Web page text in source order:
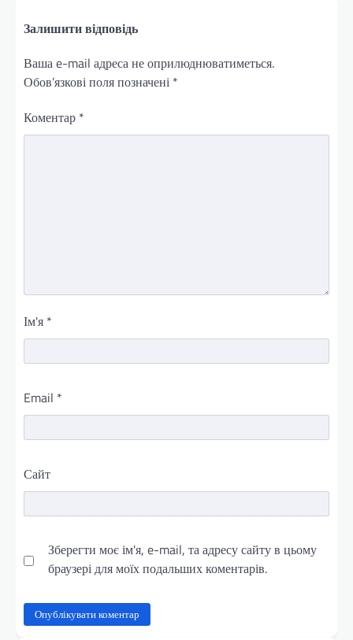
Залишити відповідь
Ваша e-mail адреса не оприлюднюватиметься.
Обов’язкові поля позначені *
Коментар *
Ім'я *
Email *
Сайт
Зберегти моє ім'я, e-mail, та адресу сайту в цьому
браузері для моїх подальших коментарів.